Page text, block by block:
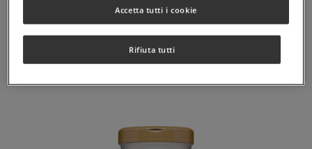
Rifiuta tutti
Accetta tutti i cookie